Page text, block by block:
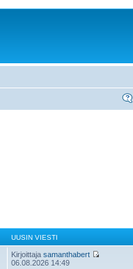
UUSIN VIESTI
Kirjoittajasamanthabert
06.08.2026 14:49